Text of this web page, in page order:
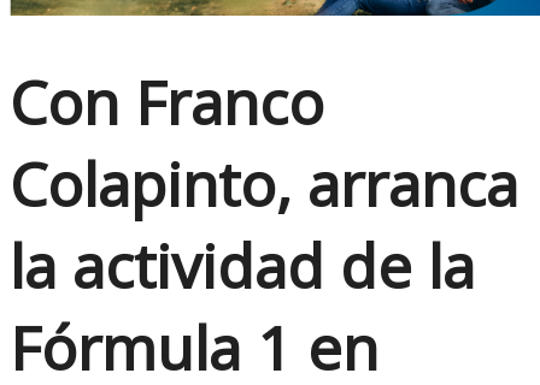
Con Franco
Colapinto, arranca
la actividad de la
Fórmula 1 en